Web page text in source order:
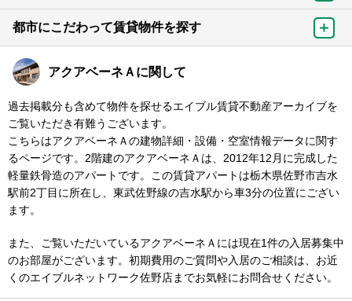
都市にこだわって賃貸物件を探す
アクアベーネＡに関して
過去掲載分も含めて物件を探せるエイブル賃貸不動産アーカイブを
ご覧いただき有難うございます。
こちらはアクアベーネＡの建物詳細・設備・空室情報データに関す
るページです。2階建のアクアベーネＡは、2012年12月に完成した
軽量鉄骨造のアパートです。この賃貸アパートは栃木県佐野市吉水
駅前2丁目に所在し、東武佐野線の吉水駅から車3分の位置にござい
ます。
また、ご覧いただいているアクアベーネＡには現在1件の入居募集中
のお部屋がございます。初期費用のご質問や入居のご相談は、お近
くのエイブルネットワーク佐野店までお気軽にお問合せください。